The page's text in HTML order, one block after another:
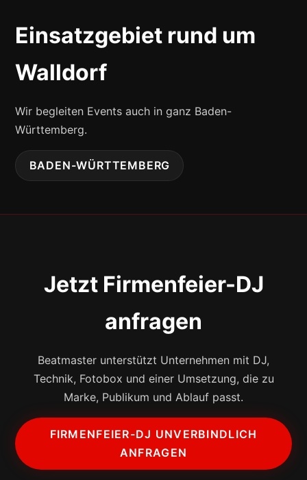
Einsatzgebiet rund um
Walldorf
Wir begleiten Events auch in ganz Baden-
Württemberg.
BADEN-WÜRTTEMBERG
Jetzt Firmenfeier-DJ
anfragen
Beatmaster unterstützt Unternehmen mit DJ,
Technik, Fotobox und einer Umsetzung, die zu
Marke, Publikum und Ablauf passt.
FIRMENFEIER-DJ UNVERBINDLICH
ANFRAGEN